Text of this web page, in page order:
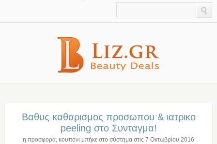
Βαθυς καθαρισμος προσωπου & ιατρικο
peeling στο Συνταγμα!
η προσφορά, κουπόνι μπήκε στο σύστημα στις 7 Οκτωβρίου 2016